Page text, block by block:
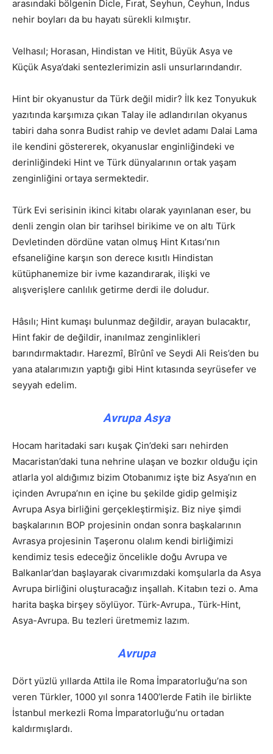
arasındaki bölgenin Dicle, Fırat, Seyhun, Ceyhun, İndus
nehir boyları da bu hayatı sürekli kılmıştır.
Velhasıl; Horasan, Hindistan ve Hitit, Büyük Asya ve
Küçük Asya’daki sentezlerimizin asli unsurlarındandır.
Hint bir okyanustur da Türk değil midir? İlk kez Tonyukuk
yazıtında karşımıza çıkan Talay ile adlandırılan okyanus
tabiri daha sonra Budist rahip ve devlet adamı Dalai Lama
ile kendini göstererek, okyanuslar enginliğindeki ve
derinliğindeki Hint ve Türk dünyalarının ortak yaşam
zenginliğini ortaya sermektedir.
Türk Evi serisinin ikinci kitabı olarak yayınlanan eser, bu
denli zengin olan bir tarihsel birikime ve on altı Türk
Devletinden dördüne vatan olmuş Hint Kıtası’nın
efsaneliğine karşın son derece kısıtlı Hindistan
kütüphanemize bir ivme kazandırarak, ilişki ve
alışverişlere canlılık getirme derdi ile doludur.
Hâsılı; Hint kumaşı bulunmaz değildir, arayan bulacaktır,
Hint fakir de değildir, inanılmaz zenginlikleri
barındırmaktadır. Harezmî, Bîrûnî ve Seydi Ali Reis’den bu
yana atalarımızın yaptığı gibi Hint kıtasında seyrüsefer ve
seyyah edelim.
Avrupa Asya
Hocam haritadaki sarı kuşak Çin’deki sarı nehirden
Macaristan’daki tuna nehrine ulaşan ve bozkır olduğu için
atlarla yol aldığımız bizim Otobanımız işte biz Asya’nın en
içinden Avrupa’nın en içine bu şekilde gidip gelmişiz
Avrupa Asya birliğini gerçekleştirmişiz. Biz niye şimdi
başkalarının BOP projesinin ondan sonra başkalarının
Avrasya projesinin Taşeronu olalım kendi birliğimizi
kendimiz tesis edeceğiz öncelikle doğu Avrupa ve
Balkanlar’dan başlayarak civarımızdaki komşularla da Asya
Avrupa birliğini oluşturacağız inşallah. Kitabın tezi o. Ama
harita başka birşey söylüyor. Türk-Avrupa., Türk-Hint,
Asya-Avrupa. Bu tezleri üretmemiz lazım.
Avrupa
Dört yüzlü yıllarda Attila ile Roma İmparatorluğu’na son
veren Türkler, 1000 yıl sonra 1400’lerde Fatih ile birlikte
İstanbul merkezli Roma İmparatorluğu’nu ortadan
kaldırmışlardı.